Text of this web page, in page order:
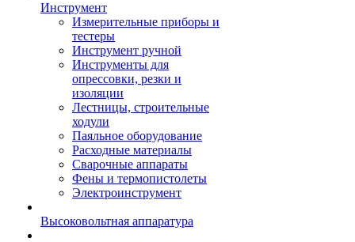
Инструмент
Измерительные приборы и
тестеры
Инструмент ручной
Инструменты для
опрессовки, резки и
изоляции
Лестницы, строительные
ходули
Паяльное оборудование
Расходные материалы
Сварочные аппараты
Фены и термопистолеты
Электроинструмент
Высоковольтная аппаратура